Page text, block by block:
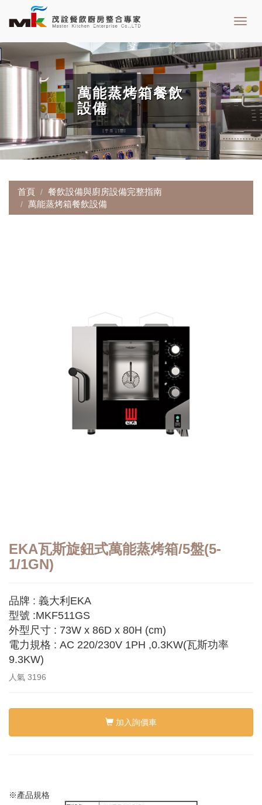
萬能蒸烤箱餐飲
設備
首頁
餐飲設備與廚房設備完整指南
萬能蒸烤箱餐飲設備
EKA瓦斯旋鈕式萬能蒸烤箱/5盤(5-
1/1GN)
品牌 : 義大利EKA
型號 :MKF511GS
外型尺寸 : 73W x 86D x 80H (cm)
電力規格 : AC 220/230V 1PH ,0.3KW(瓦斯功率
9.3KW)
人氣 3196
加入詢價車
※產品規格